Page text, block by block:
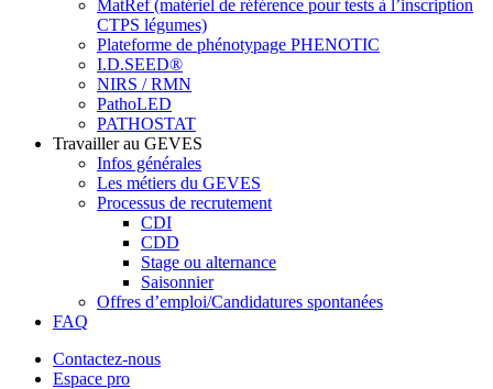
MatRef (matériel de référence pour tests à l’inscription
CTPS légumes)
Plateforme de phénotypage PHENOTIC
I.D.SEED®
NIRS / RMN
PathoLED
PATHOSTAT
Travailler au GEVES
Infos générales
Les métiers du GEVES
Processus de recrutement
CDI
CDD
Stage ou alternance
Saisonnier
Offres d’emploi/Candidatures spontanées
FAQ
Contactez-nous
Espace pro